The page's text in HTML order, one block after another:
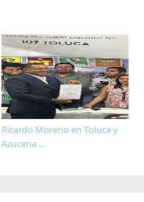
Ricardo Moreno en Toluca y
Azucena ...